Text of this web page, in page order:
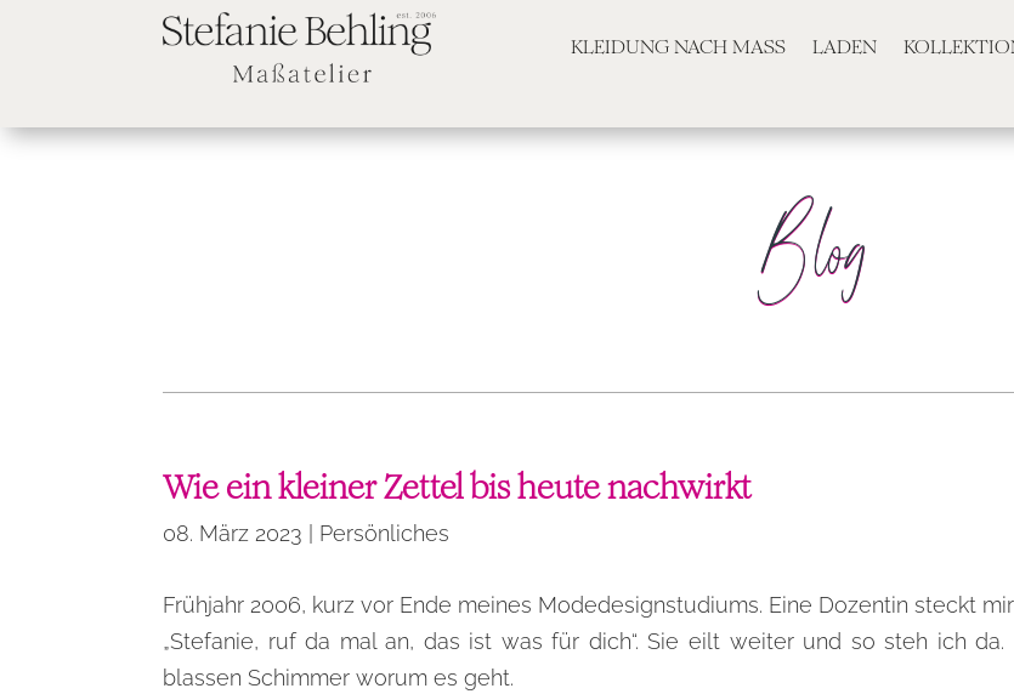
KLEIDUNG NACH MASS LADEN
Blog
Wie ein kleiner Zettel bis heute nachwirkt
08. März 2023 | Persönliches
Frühjahr 2006, kurz vor Ende meines Modedesignstudiums. Eine Dozentin steckt
„Stefanie, ruf da mal an, das ist was für dich“. Sie eilt weiter und so steh ich
blassen Schimmer worum es geht.